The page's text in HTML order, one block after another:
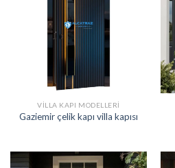
VILLA KAPI MODELLERI
Gaziemir çelik kapı villa kapısı